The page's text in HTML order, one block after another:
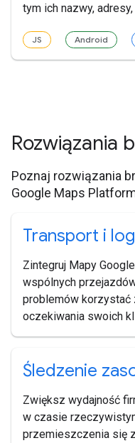
tym ich nazwy,
JS Android
Rozwiązania
Poznaj rozwiązania
Google Maps
Transport i
Zintegruj Mapy
wspólnych
problemów korzystać
oczekiwania swoich
Śledzenie
Zwiększ wydajność
w czasie
przemieszczenia się